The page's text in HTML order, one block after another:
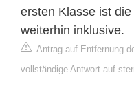
ersten Klasse ist
weiterhin inklusive.
Antrag auf Entfernung
vollständige Antwort auf